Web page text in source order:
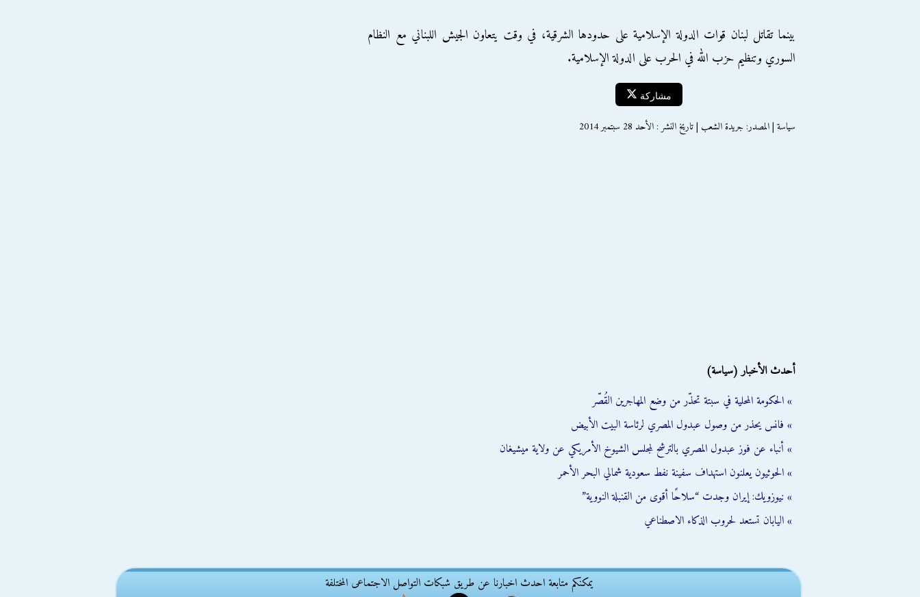
بينما تقاتل لبنان قوات الدولة الإسلامية على حدودها الشرقية، في وقت يتعاون الجيش اللبناني مع النظام
السوري وتنظيم حزب الله في الحرب على الدولة الإسلامية.
مشاركة
سياسة | المصدر: جريدة الشعب | تاريخ النشر : الأحد 28 سبتمبر 2014
أحدث الأخبار (سياسة)
» الحكومة المحلية في سبتة تحذّر من وضع المهاجرين القُصّر
» فانس يحذر من وصول عبدول المصري لرئاسة البيت الأبيض
» أنباء عن فوز عبدول المصري بالترشح لمجلس الشيوخ الأمريكي عن ولاية ميشيغان
» الحوثيون يعلنون استهداف سفينة نفط سعودية شمالي البحر الأحمر
» نيوزويك: إيران وجدت “سلاحًا أقوى من القنبلة النووية”
» اليابان تستعد لحروب الذكاء الاصطناعي
يمكنكم متابعة احدث اخبارنا عن طريق شبكات التواصل الاجتماعى المختلفة